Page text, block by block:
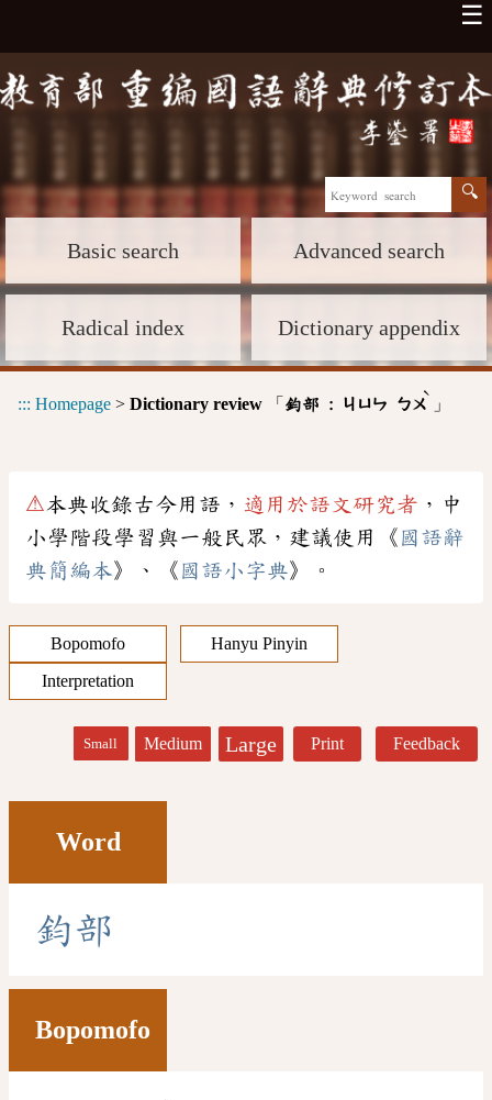
☰
Basic search Advanced search
Radical index Dictionary appendix
::: Homepage > Dictionary review 「 鈞部 : ㄐㄩㄣ ㄅㄨ
ˋ
」
⚠本典收錄古今用語， 適用於語文研究者 ，中
小學階段學習與一般民眾，建議使用《 國語辭
典簡編本》、《 國語小字典》。
Bopomofo
Hanyu Pinyin
Interpretation
Small Medium Large Print Feedback
Word
鈞部
Bopomofo